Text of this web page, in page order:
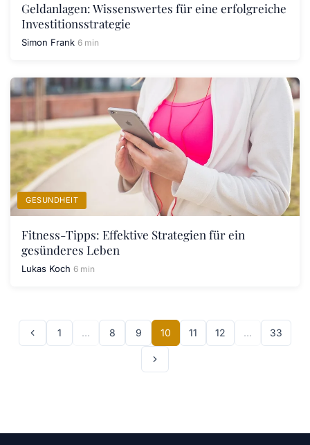
Geldanlagen: Wissenswertes für eine erfolgreiche
Investitionsstrategie
Simon Frank 6 min
GESUNDHEIT
Fitness-Tipps: Effektive Strategien für ein
gesünderes Leben
Lukas Koch 6 min
1 … 8 9 10 11 12 … 33